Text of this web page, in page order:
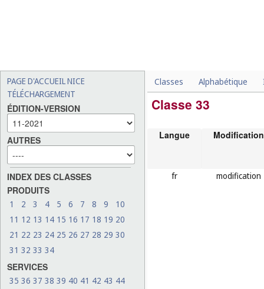
PAGE D'ACCUEIL NICE
TÉLÉCHARGEMENT
ÉDITION-VERSION
AUTRES
INDEX DES CLASSES
PRODUITS
1 2 3 4 5 6 7 8 9
10
11 12 13 14 15 16 17 18 19 20
21 22 23 24 25 26 27 28 29 30
31 32 33 34
SERVICES
35 36 37 38 39 40 41 42 43 44
Classes Alphabétique
Classe 33
Langue Modification
fr modification